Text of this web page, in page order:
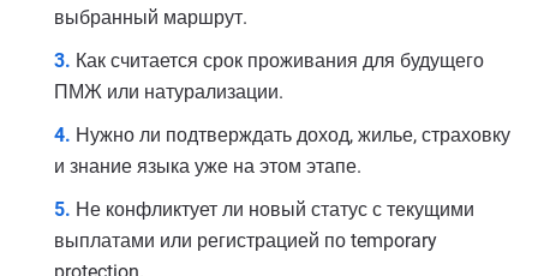
выбранный маршрут.
Как считается срок проживания для будущего
ПМЖ или натурализации.
Нужно ли подтверждать доход, жилье, страховку
и знание языка уже на этом этапе.
Не конфликтует ли новый статус с текущими
выплатами или регистрацией по temporary